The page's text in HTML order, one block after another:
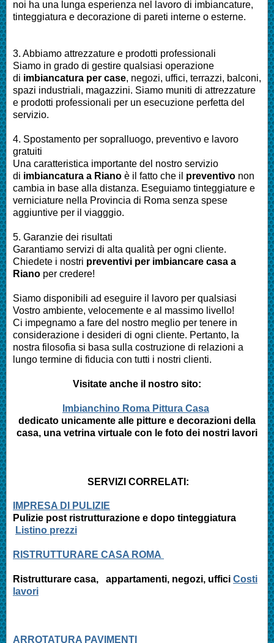
noi ha una lunga esperienza nel lavoro di imbiancature,
tinteggiatura e decorazione di pareti interne o esterne.
3. Abbiamo attrezzature e prodotti professionali
Siamo in grado di gestire qualsiasi operazione
di imbiancatura per case, negozi, uffici, terrazzi, balconi,
spazi industriali, magazzini. Siamo muniti di attrezzature
e prodotti professionali per un esecuzione perfetta del
servizio.
4. Spostamento per sopralluogo, preventivo e lavoro
gratuiti
Una caratteristica importante del nostro servizio
di imbiancatura a Riano è il fatto che il preventivo non
cambia in base alla distanza. Eseguiamo tinteggiature e
verniciature nella Provincia di Roma senza spese
aggiuntive per il viagggio.
5. Garanzie dei risultati
Garantiamo servizi di alta qualità per ogni cliente.
Chiedete i nostri preventivi per imbiancare casa a
Riano per credere!
Siamo disponibili ad eseguire il lavoro per qualsiasi
Vostro ambiente, velocemente e al massimo livello!
Ci impegnamo a fare del nostro meglio per tenere in
considerazione i desideri di ogni cliente. Pertanto, la
nostra filosofia si basa sulla costruzione di relazioni a
lungo termine di fiducia con tutti i nostri clienti.
Visitate anche il nostro sito:
Imbianchino Roma Pittura Casa
dedicato unicamente alle pitture e decorazioni della
casa, una vetrina virtuale con le foto dei nostri lavori
SERVIZI CORRELATI:
IMPRESA DI PULIZIE
Pulizie post ristrutturazione e dopo tinteggiatura
Listino prezzi
RISTRUTTURARE CASA ROMA
Ristrutturare casa, appartamenti, negozi, uffici Costi
lavori
ARROTATURA PAVIMENTI